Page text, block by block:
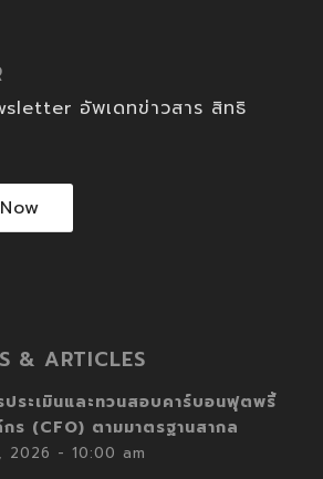
อัพเดทข่าวสาร สิทธิ
& ARTICLES
ประเมินและทวนสอบคาร์บอนฟุตพริ้
ร (CFO) ตามมาตรฐานสากล
2026 - 10:00 am